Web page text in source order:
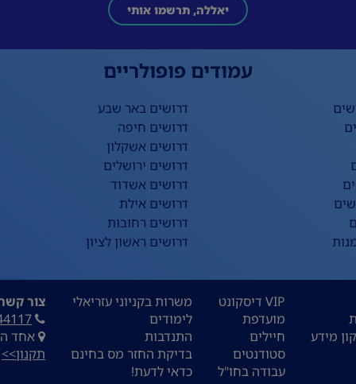
יאללה, תרשמו אותי
עמודים פופולריים
דרושים באר שבע
דרושים חיפה
דרושים אשקלון
דרושים ירושלים
דרושים אשדוד
דרושים אילת
דרושים רחובות
דרושים ראשון לציון
מידע
VIP דיסקונט
מועדפת
חיילים
סטודנטים
עבודה בחו"ל
משרות בקניוני עזריאלי
לימודים
התנדבות
בדיקת החזר מס בחינם
כדאי לדעת!
צור
אחד העם 9,
תקנון>>